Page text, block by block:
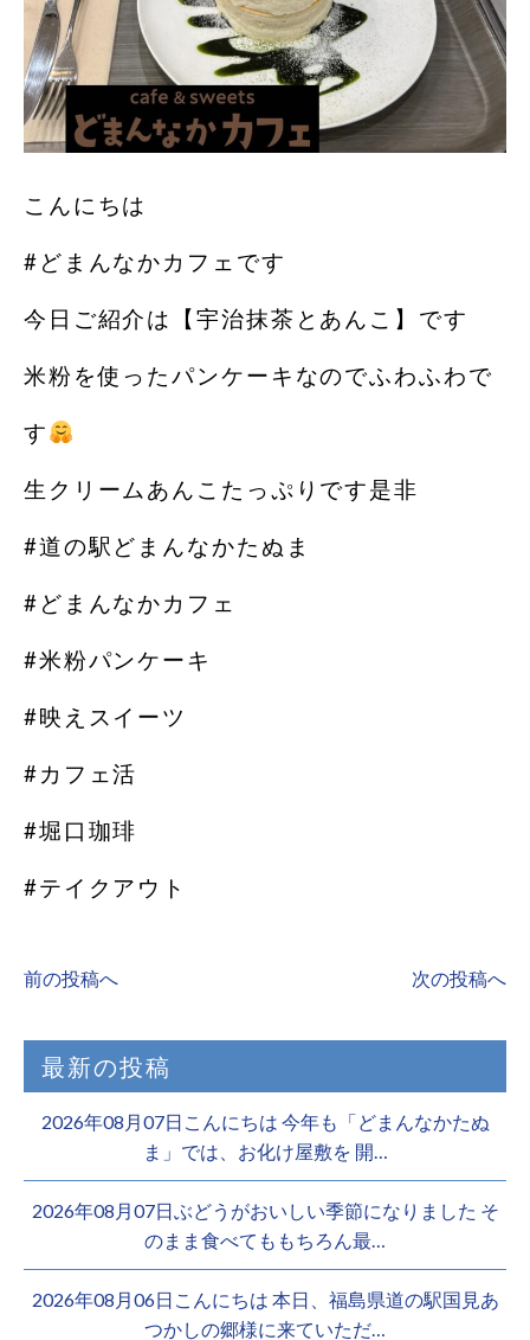
こんにちは
#どまんなかカフェです
今日ご紹介は【宇治抹茶とあんこ】です
米粉を使ったパンケーキなのでふわふわで
す
生クリームあんこたっぷりです️是非️
#道の駅どまんなかたぬま
#どまんなかカフェ
#米粉パンケーキ
#映えスイーツ
#カフェ活
#堀口珈琲
#テイクアウト
前の投稿へ 次の投稿へ
最新の投稿
2026年08月07日こんにちは 今年も「どまんなかたぬ
ま」では、お化け屋敷を 開…
2026年08月07日ぶどうがおいしい季節になりました そ
のまま食べてももちろん最…
2026年08月06日こんにちは 本日、福島県道の駅国見あ
つかしの郷様に来ていただ…